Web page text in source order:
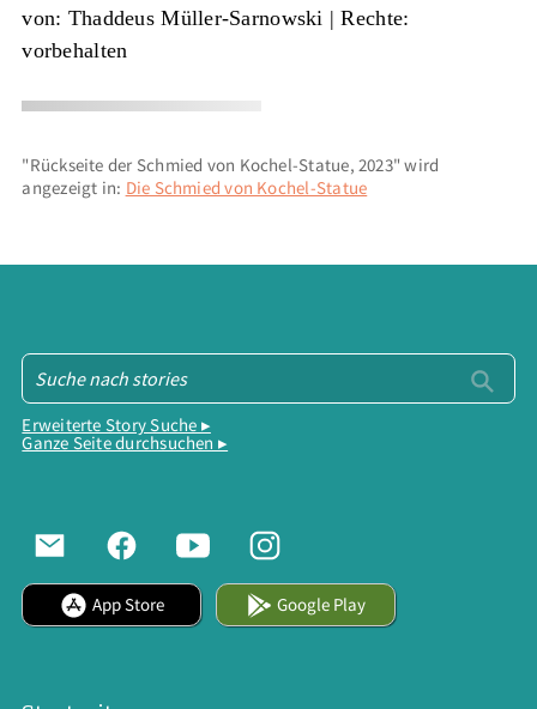
von: Thaddeus Müller-Sarnowski | Rechte:
vorbehalten
"Rückseite der Schmied von Kochel-Statue, 2023" wird
angezeigt in: Die Schmied von Kochel-Statue
Erweiterte Story Suche ▸
Ganze Seite durchsuchen ▸
App Store Google Play